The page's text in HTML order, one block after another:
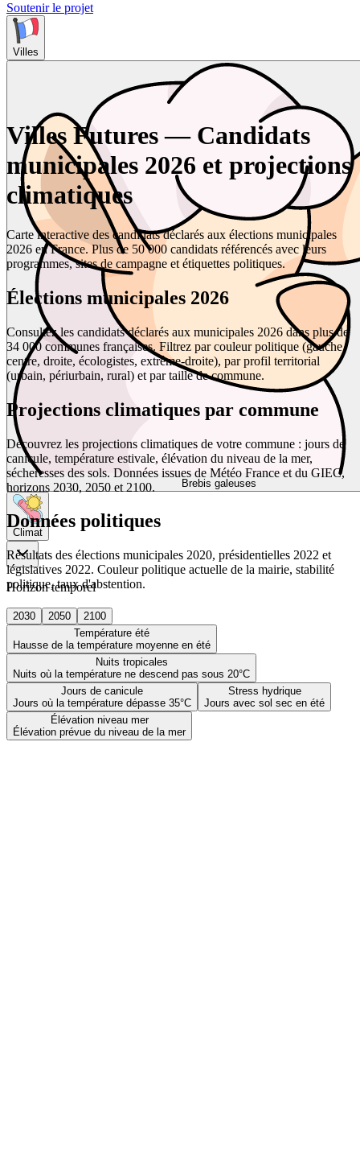
Soutenir le projet
Villes
Brebis galeuses
Climat
Horizon temporel
2030 2050
2100
Température été
Hausse de la température moyenne en été
Nuits tropicales
Nuits où la température ne descend pas sous 20°C
Jours de canicule
Jours où la température dépasse 35°C
Stress hydrique
Jours avec sol sec en été
Élévation niveau mer
Élévation prévue du niveau de la mer
Villes Futures — Candidats
municipales 2026 et projections
climatiques
Carte interactive des candidats déclarés aux élections municipales
2026 en France. Plus de 50 000 candidats référencés avec leurs
programmes, sites de campagne et étiquettes politiques.
Élections municipales 2026
Consultez les candidats déclarés aux municipales 2026 dans plus de
34 000 communes françaises. Filtrez par couleur politique (gauche,
centre, droite, écologistes, extrême-droite), par profil territorial
(urbain, périurbain, rural) et par taille de commune.
Projections climatiques par commune
Découvrez les projections climatiques de votre commune : jours de
canicule, température estivale, élévation du niveau de la mer,
sécheresses des sols. Données issues de Météo France et du GIEC,
horizons 2030, 2050 et 2100.
Données politiques
Résultats des élections municipales 2020, présidentielles 2022 et
législatives 2022. Couleur politique actuelle de la mairie, stabilité
politique, taux d'abstention.